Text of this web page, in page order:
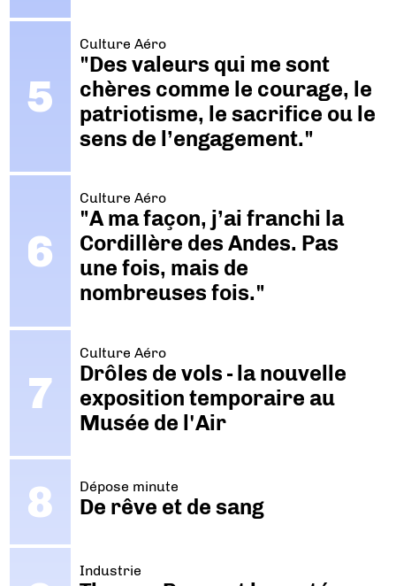
Culture Aéro
"Des valeurs qui me sont
chères comme le courage, le
patriotisme, le sacrifice ou le
sens de l’engagement."
Culture Aéro
"A ma façon, j’ai franchi la
Cordillère des Andes. Pas
une fois, mais de
nombreuses fois."
Culture Aéro
Drôles de vols - la nouvelle
exposition temporaire au
Musée de l'Air
Dépose minute
De rêve et de sang
Industrie